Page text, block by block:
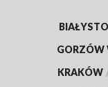
GORZÓW
KRAKÓW